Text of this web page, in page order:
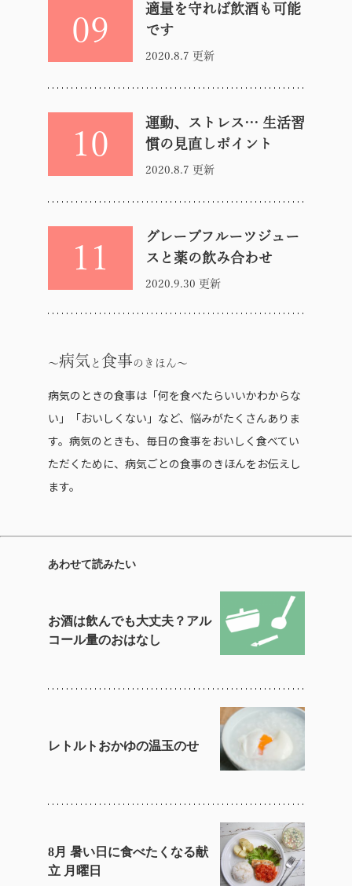
09
適量を守れば飲酒も可能
です
2020.8.7 更新
10
運動、ストレス… 生活習
慣の見直しポイント
2020.8.7 更新
11
グレープフルーツジュー
スと薬の飲み合わせ
2020.9.30 更新
病気 と 食事のきほん
病気のときの食事は「何を食べたらいいかわからな
い」「おいしくない」など、悩みがたくさんありま
す。病気のときも、毎日の食事をおいしく食べてい
ただくために、病気ごとの食事のきほんをお伝えし
ます。
あわせて読みたい
お酒は飲んでも大丈夫？アル
コール量のおはなし
レトルトおかゆの温玉のせ
8月 暑い日に食べたくなる献
立 月曜日